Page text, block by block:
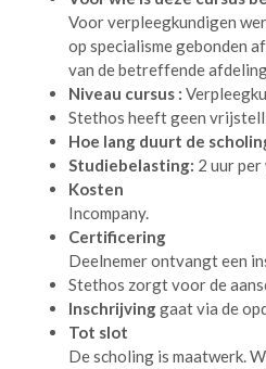
Voor verpleegkundigen
op specialisme gebonden
van de betreffende
Niveau cursus :
Stethos heeft geen
Hoe lang duurt de
Studiebelasting: 2 uur per
Kosten
Incompany.
Certificering
Deelnemer ontvangt een
Stethos zorgt voor de
Inschrijvinggaat via de
Tot slot
De scholing is maatwerk.